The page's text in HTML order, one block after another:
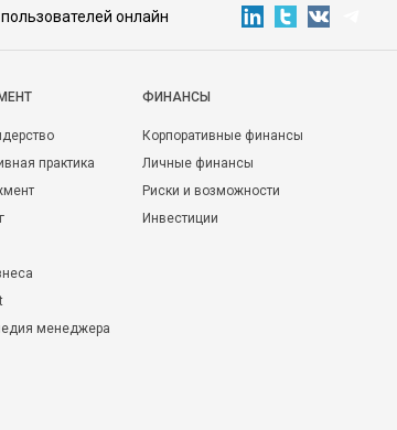
онлайн
практика
менеджера
ФИНАНСЫ
Корпоративные финансы
Личные финансы
Риски и возможности
Инвестиции